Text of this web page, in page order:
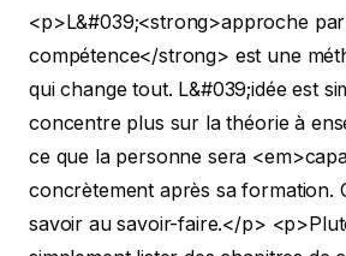
<p>L&#039;<strong>approche par compétence</strong> est une méthode pédagogique qui change tout. L&#039;idée est simple : on ne se concentre plus sur la théorie à enseigner, mais sur ce que la personne sera <em>capable de faire</em> concrètement après sa formation. On passe du savoir au savoir-faire.</p> <p>Plutôt que de simplement lister des chapitres de cours, cette approche s&#039;assure que chaque apprenant développe des aptitudes réelles, directement utilisables dans son quotidien professionnel. C&#039;est un changement de philosophie devenu indispensable pour les organismes de formation.</p> <h2>Pourquoi l&#039;approche par compétence est devenue la norme ?</h2> <p>Pendant des années, on a jugé les formations sur leur contenu : le volume d&#039;heures, la densité des sujets, la qualité des supports. L&#039;<strong>approche par compétence</strong> prend le problème à l&#039;envers. La question n&#039;est plus &quot;Quel programme allons-nous enseigner ?&quot;, mais plutôt &quot;De quelles compétences nos apprenants ont-ils besoin pour exceller sur le terrain ?&quot;.</p> <p><figure class="wp-block-image size-large"><img decoding="async" data-src="https://cdn.outrank.so/31b67d64-534a-440c-8417-058be47e7193/3904adc5-486b-4199-91a5-1dc821cdb2d8/competency-approach-sports-strategy.jpg" alt="Un entraîneur explique une stratégie sportive sur tablette à deux hommes, illustrant l&#039;approche par compétence." src="data:image/gif;base64,R0lGODlhAQABAAAAACH5BAEKAAEALAAAAAABAAEAAAICTAEAOw==" class="lazyload" /></figure> </p> <p>Ce n&#039;est pas un simple changement de vocabulaire. C&#039;est une adaptation nécessaire aux réalités du marché du travail. Les entreprises ne cherchent plus des CV bien remplis, mais des professionnels immédiatement opérationnels. Pour que cela fonctionne, cette approche doit s&#039;inscrire dans une vision plus large de <a href="https://timizer.io/planification-des-ressources-humaines/">planification des ressources humaines</a>.</p> <h3>Une exigence centrale pour la certification Qualiopi</h3> <p>La certification <strong>Qualiopi</strong> a placé cette approche au cœur du système. Le référentiel national qualité est très clair : les organismes de formation doivent prouver que les apprenants ont bien acquis des compétences. Finie l&#039;époque où il suffisait d&#039;attester de la présence ; aujourd&#039;hui, il faut démontrer que les participants savent <em>faire</em>.</p> <blockquote> <p>Penser &quot;compétence&quot;, c&#039;est passer d&#039;une obligation de moyens (on a bien donné le cours) à une obligation de résultats (l&#039;apprenant a acquis et prouvé de nouvelles capacités).</p> </blockquote> <p>Ce modèle est aussi la colonne vertébrale du Compte Personnel de Formation (CPF). Pour être éligibles, les formations doivent déboucher sur une certification enregistrée au RNCP ou au Répertoire Spécifique. Or, ces deux registres structurent justement les certifications en blocs de compétences validables.</p> <h3>Quels avantages concrets pour votre organisme ?</h3> <p>Adopter l&#039;<strong>approche par compétence</strong>, ce n&#039;est pas seulement cocher une case pour un audit. C&#039;est une véritable opportunité pour renforcer votre offre et vous démarquer.</p> <ul> <li><strong>Une offre plus pertinente</strong> : Vos formations collent parfaitement aux attentes du terrain. Elles apportent des solutions à des problèmes concrets.</li> <li><strong>Des apprenants plus engagés</strong> : Quand on comprend l&#039;utilité directe de ce qu&#039;on apprend, la motivation est bien plus forte. La mémorisation et le transfert des acquis en situation de travail sont meilleurs.</li> <li><strong>Une valeur perçue plus forte</strong> : Une formation qui promet des compétences claires et mesurables est plus facile à &quot;vendre&quot;. Son financement se justifie plus facilement auprès des entreprises comme des OPCO.</li> <li><strong>Des audits Qualiopi sereins</strong> : En bâtissant vos parcours sur ce principe, vous préparez naturellement votre audit. Les preuves d&#039;évaluation sont intégrées dès la conception.</li> </ul> <p>Au final, l&#039;approche par compétence est bien plus qu&#039;une contrainte. C&#039;est un levier puissant pour booster la qualité, l&#039;efficacité et l&#039;attractivité de vos formations.</p> <h2>Les fondamentaux de l&#039;approche par compétence expliqués simplement</h2> <p>Pour bien appliquer l’<strong>approche par compétence</strong>, il faut en comprendre l’esprit. Oublions le jargon un instant. Imaginez que vous vouliez apprendre à cuisiner un plat complexe, comme un bœuf bourguignon.</p> <p>Une formation classique vous donnerait la recette et la liste des ingrédients. Vous auriez le <strong>savoir</strong>, la théorie. Mais seriez-vous capable de réussir le plat parfaitement du premier coup ? Pas certain.</p> <p>L&#039;<strong>approche par compétence</strong>, elle, va plus loin. Son but est de vous rendre capable de réaliser le plat, mais aussi de savoir rectifier un assaisonnement, de rattraper une cuisson ou de remplacer un ingrédient manquant. Elle vous transmet la compétence réelle, celle qui sert face aux imprévus.</p> <h3>Les 3 piliers inséparables de la compétence</h3> <p>Une compétence solide est une alchimie entre trois piliers qui s&#039;alimentent mutuellement. Pour aller plus loin sur ce point, n&#039;hésitez pas à lire <a href="https://ppf-conseil-formation.fr/blog/definition-de-la-competence/">notre article détaillé sur la définition de la compétence</a>.</p> <p>Ces trois piliers sont :</p> <ul> <li><strong>Le Savoir</strong> : Le bagage théorique. Pour notre plat, c&#039;est la connaissance des ingrédients et des temps de cuisson.</li> <li><strong>Le Savoir-faire</strong> : La mise en application pratique. C&#039;est la capacité à manier le couteau et à bien doser les épices.</li> <li><strong>Le Savoir-être</strong> : Les attitudes et comportements adaptés. En cuisine, ce serait la patience, la créativité pour improviser ou la rigueur.</li> </ul> <p>Isolé, le savoir est inutile. Sans savoir-faire, il reste théorique. Et sans savoir-être, même le meilleur technicien peut être démuni face à l&#039;imprévu.</p> <blockquote> <p>Penser en compétences, c&#039;est concevoir des formations qui orchestrent ces trois dimensions. On ne cherche plus à former des « têtes bien pleines », mais des professionnels agiles et prêts pour le terrain.</p> </blockquote> <h3>D&#039;une logique de moyens à une logique de résultats</h3> <p>Ce changement de vision est au cœur de la démarche. Traditionnellement, on jugeait une formation sur ses moyens : nombre d&#039;heures, CV du formateur, etc. L&#039;<strong>approche par compétence</strong> met le focus sur les <strong>résultats</strong> : ce que l&#039;apprenant est capable de faire une fois la formation terminée.</p> <h4>Comparaison : Approche traditionnelle vs Approche par compétence</h4> <p>Ce tableau résume les différences fondamentales entre la pédagogie classique et l&#039;approche moderne.</p> <table> <thead> <tr> <th align="left">Critère</th> <th align="left">Approche traditionnelle (logique de moyens)</th> <th align="left">Approche par compétence (logique de résultats)</th> </tr> </thead> <tbody> <tr> <td align="left"><strong>Objectif principal</strong></td> <td align="left">Transmettre un maximum de connaissances</td> <td align="left">Rendre l&#039;apprenant capable d&#039;agir en situation professionnelle</td> </tr> <tr> <td align="left"><strong>Point de départ</strong></td> <td align="left">Le contenu du programme, le savoir à enseigner</td> <td align="left">La compétence à acquérir, l&#039;objectif opérationnel</td> </tr> <tr> <td align="left"><strong>Rôle du formateur</strong></td> <td align="left">Expert qui dispense le savoir</td> <td align="left">Guide qui facilite l&#039;apprentissage par la pratique</td> </tr> <tr> <td align="left"><strong>Rôle de l&#039;apprenant</strong></td> <td align="left">Passif, il reçoit l&#039;information</td> <td align="left">Actif, il construit sa compétence par l&#039;action</td> </tr> <tr> <td align="left"><strong>Évaluation</strong></td> <td align="left">Contrôle des connaissances (QCM, examen)</td> <td align="left">Observation des performances en situation réelle ou simulée</td> </tr> <tr> <td align="left"><strong>Indicateur de succès</strong></td> <td align="left">Avoir suivi X heures de formation</td> <td align="left">Maîtriser une compétence observable et mesurable</td> </tr> </tbody> </table> <p>Ce passage d&#039;une logique à l&#039;autre répond à une demande forte du marché du travail. Selon une étude de Top Worksheets, <strong>89 % des échecs de recrutement</strong> ne viennent pas d&#039;un manque de connaissances techniques (le savoir), mais de lacunes en savoir-être et savoir-faire.</p> <p>Adopter l&#039;approche par compétence, c&#039;est donc aligner votre offre sur les attentes réelles des entreprises et les exigences de certifications comme Qualiopi.</p> <h2>Qualiopi et l&#039;approche par compétence : un cadre incontournable</h2> <p>Aujourd&#039;hui, l&#039;<strong>approche par compétence</strong> n&#039;est plus une simple bonne pratique pédagogique. C&#039;est une exigence inscrite au cœur du cadre réglementaire de la formation professionnelle en France. Pour tout organisme, la maîtriser est une condition essentielle pour obtenir la certification Qualiopi et sécuriser ses financements.</p> <p>Avec Qualiopi, le message est clair : on est passé d&#039;une logique de moyens à une logique de résultats. Ce qui compte, c&#039;est de prouver que vos formations produisent un impact concret et mesurable chez les apprenants.</p> <h3>Le référentiel national qualité (RNQ) est centré sur la compétence</h3> <p>Le RNQ, qui sert de base à Qualiopi, est entièrement pensé dans cette optique. Plusieurs indicateurs obligent les organismes à raisonner en termes de compétences.</p> <ul> <li><strong>L&#039;indicateur 2</strong> vous demande de prouver que vos objectifs s